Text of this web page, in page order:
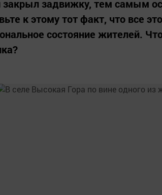
закрыл задвижку, тем самым
к этому тот факт, что все
состояние жителей.